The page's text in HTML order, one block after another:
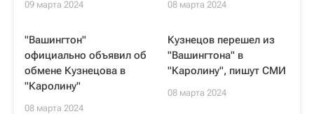
09 марта 2024 08 марта 2024
"Вашингтон"
официально объявил об
обмене Кузнецова в
"Каролину"
08 марта 2024
Кузнецов перешел из
"Вашингтона" в
"Каролину", пишут СМИ
08 марта 2024